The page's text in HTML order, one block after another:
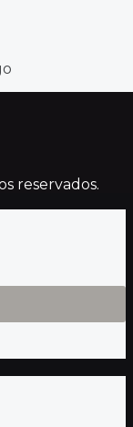
reservados.